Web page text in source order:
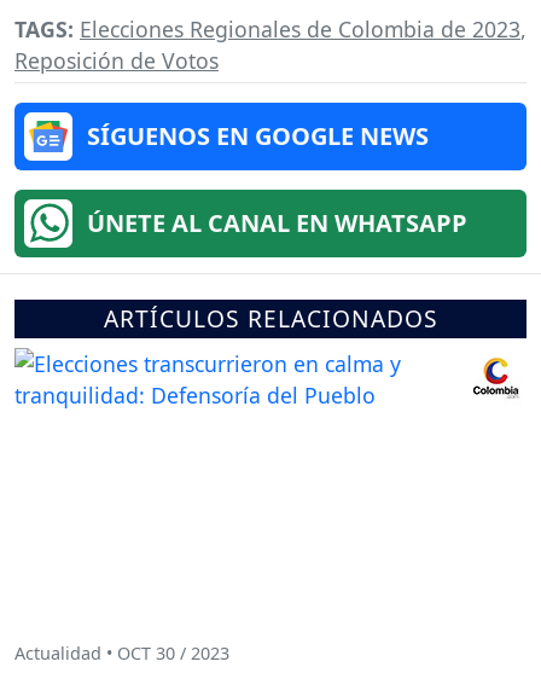
TAGS: Elecciones Regionales de Colombia de 2023,
Reposición de Votos
SÍGUENOS EN GOOGLE NEWS
ÚNETE AL CANAL EN WHATSAPP
ARTÍCULOS RELACIONADOS
Actualidad • OCT 30 / 2023